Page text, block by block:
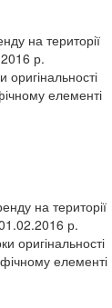
на території
р.
елементі
на території
р.
оригінальності
елементі